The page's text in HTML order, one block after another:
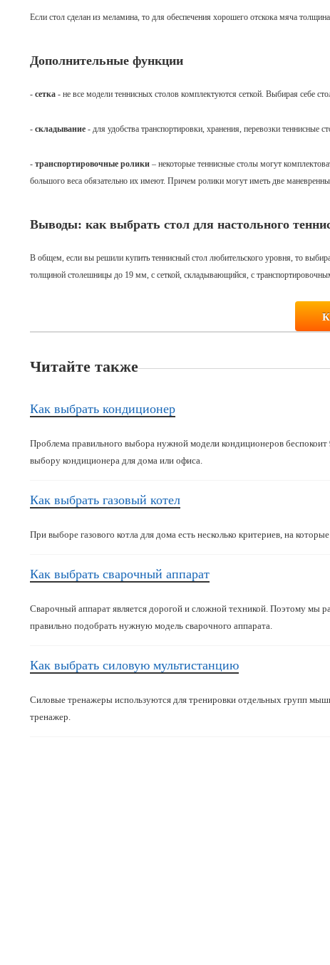
Если стол сделан из меламина, то для обеспечения хорошего отскока мяча
Дополнительные функции
- сетка - не все модели теннисных столов комплектуются сеткой. Выбирая себе
- складывание - для удобства транспортировки, хранения, перевозки теннисные
- транспортировочные ролики – некоторые теннисные столы могут
большого веса обязательно их имеют. Причем ролики могут иметь две
Выводы: как выбрать стол для настольного
В общем, если вы решили купить теннисный стол любительского уровня, то
толщиной столешницы до 19 мм, с сеткой, складывающийся, с
Читайте также
Как выбрать кондиционер
Проблема правильного выбора нужной модели кондиционеров
выбору кондиционера для дома или офиса.
Как выбрать газовый котел
При выборе газового котла для дома есть несколько критериев, на
Как выбрать сварочный аппарат
Сварочный аппарат является дорогой и сложной техникой. Поэтому мы
правильно подобрать нужную модель сварочного аппарата.
Как выбрать силовую мультистанцию
Силовые тренажеры используются для тренировки отдельных групп
тренажер.